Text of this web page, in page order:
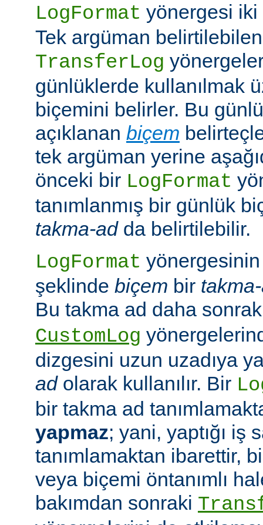
LogFormat yönergesi iki
Tek argüman
TransferLog
günlüklerde kullanılmak
biçemini belirler. Bu
açıklanan biçem
tek argüman yerine
önceki bir LogFormat
tanımlanmış bir günlük
takma-adda belirtilebilir.
LogFormat
şeklinde biçem bir
Bu takma ad daha
CustomLog
dizgesini uzun uzadıya
adolarak kullanılır. Bir
bir takma ad
yapmaz; yani, yaptığı iş
tanımlamaktan ibarettir,
veya biçemi öntanımlı
bakımdan sonraki